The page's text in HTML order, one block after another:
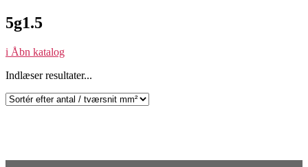
5g1.5
i Åbn katalog
Indlæser resultater...